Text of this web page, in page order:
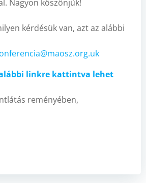
Nagyon köszönjük!
kérdésük van, azt az alábbi
linkre kattintva lehet
reményében,